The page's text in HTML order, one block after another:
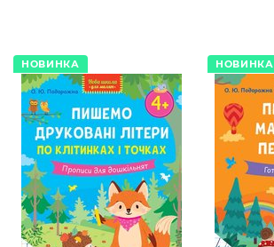
НОВИНКА НОВИНКА